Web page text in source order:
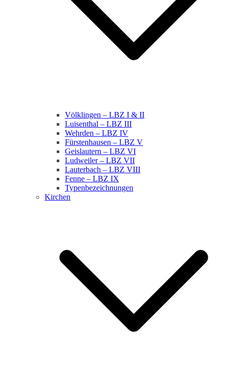
Völklingen – LBZ I & II
Luisenthal – LBZ III
Wehrden – LBZ IV
Fürstenhausen – LBZ V
Geislautern – LBZ VI
Ludweiler – LBZ VII
Lauterbach – LBZ VIII
Fenne – LBZ IX
Typenbezeichnungen
Kirchen